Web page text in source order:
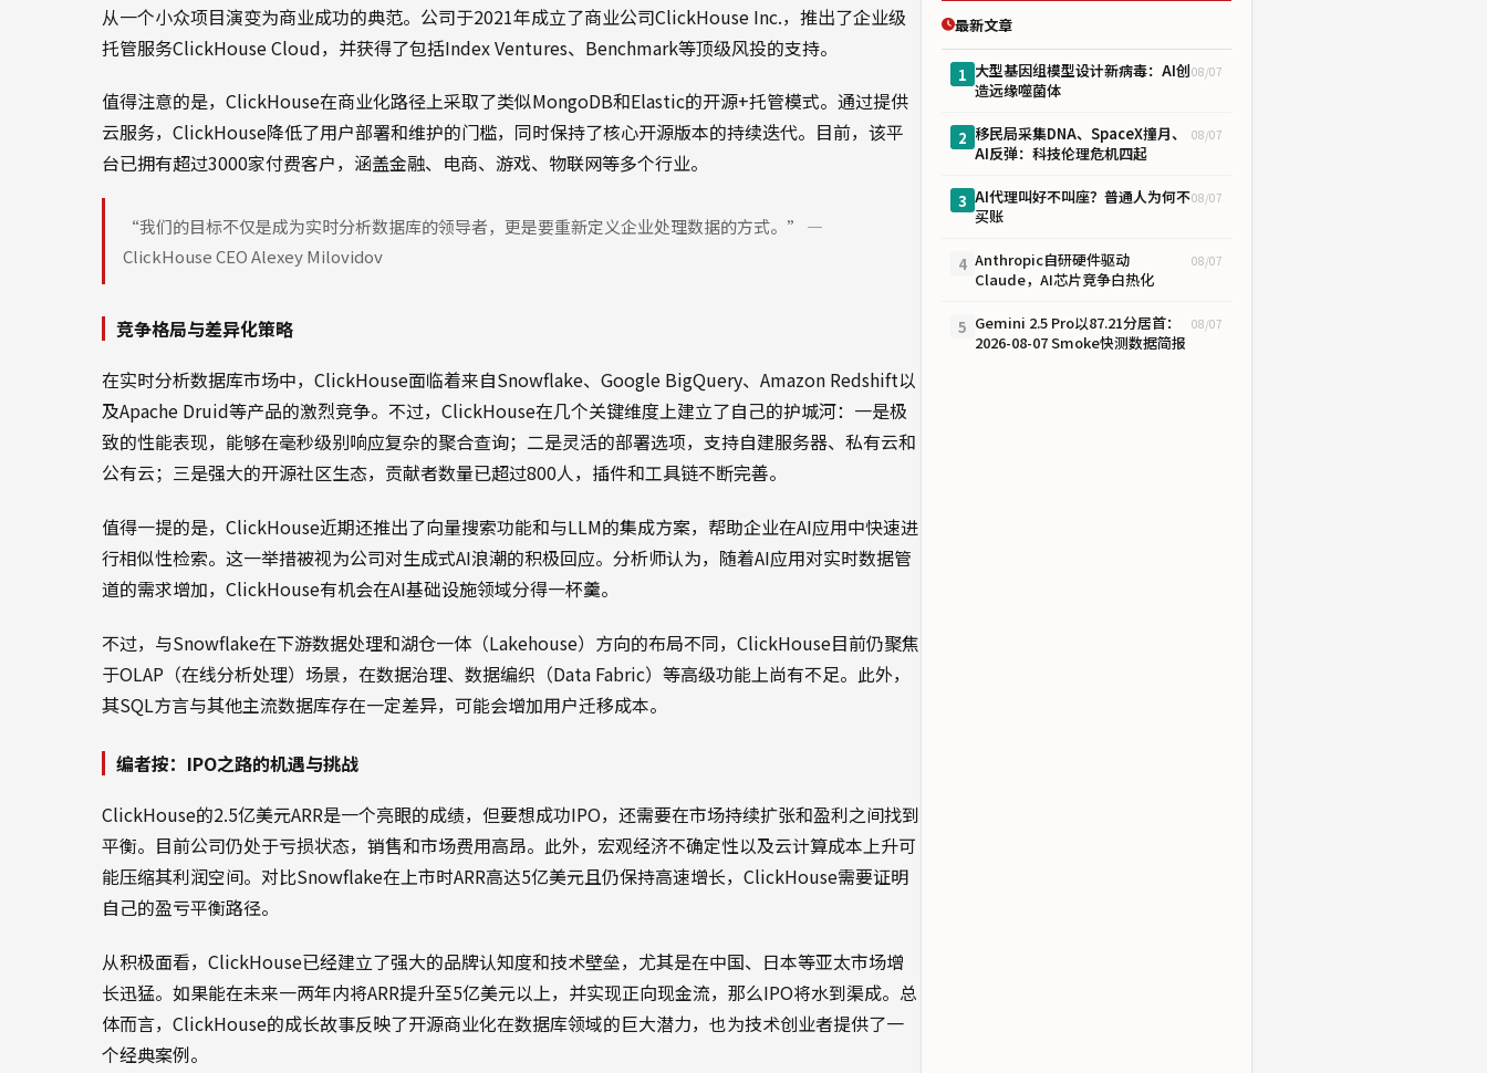
从一个小众项目演变为商业成功的典范。公司于2021年成立了商业公司ClickHouse Inc.，推出了企业级
托管服务ClickHouse Cloud，并获得了包括Index Ventures、Benchmark等顶级风投的支持。
值得注意的是，ClickHouse在商业化路径上采取了类似MongoDB和Elastic的开源+托管模式。通过提供
云服务，ClickHouse降低了用户部署和维护的门槛，同时保持了核心开源版本的持续迭代。目前，该平
台已拥有超过3000家付费客户，涵盖金融、电商、游戏、物联网等多个行业。
“我们的目标不仅是成为实时分析数据库的领导者，更是要重新定义企业处理数据的方式。” —
ClickHouse CEO Alexey Milovidov
竞争格局与差异化策略
在实时分析数据库市场中，ClickHouse面临着来自Snowflake、Google BigQuery、Amazon Redshift以
及Apache Druid等产品的激烈竞争。不过，ClickHouse在几个关键维度上建立了自己的护城河：一是极
致的性能表现，能够在毫秒级别响应复杂的聚合查询；二是灵活的部署选项，支持自建服务器、私有云和
公有云；三是强大的开源社区生态，贡献者数量已超过800人，插件和工具链不断完善。
值得一提的是，ClickHouse近期还推出了向量搜索功能和与LLM的集成方案，帮助企业在AI应用中快速进
行相似性检索。这一举措被视为公司对生成式AI浪潮的积极回应。分析师认为，随着AI应用对实时数据管
道的需求增加，ClickHouse有机会在AI基础设施领域分得一杯羹。
不过，与Snowflake在下游数据处理和湖仓一体（Lakehouse）方向的布局不同，ClickHouse目前仍聚焦
于OLAP（在线分析处理）场景，在数据治理、数据编织（Data Fabric）等高级功能上尚有不足。此外，
其SQL方言与其他主流数据库存在一定差异，可能会增加用户迁移成本。
编者按：IPO之路的机遇与挑战
ClickHouse的2.5亿美元ARR是一个亮眼的成绩，但要想成功IPO，还需要在市场持续扩张和盈利之间找到
平衡。目前公司仍处于亏损状态，销售和市场费用高昂。此外，宏观经济不确定性以及云计算成本上升可
能压缩其利润空间。对比Snowflake在上市时ARR高达5亿美元且仍保持高速增长，ClickHouse需要证明
自己的盈亏平衡路径。
从积极面看，ClickHouse已经建立了强大的品牌认知度和技术壁垒，尤其是在中国、日本等亚太市场增
长迅猛。如果能在未来一两年内将ARR提升至5亿美元以上，并实现正向现金流，那么IPO将水到渠成。总
体而言，ClickHouse的成长故事反映了开源商业化在数据库领域的巨大潜力，也为技术创业者提供了一
个经典案例。
最新文章
1 大型基因组模型设计新病毒：AI创
造远缘噬菌体
08/07
2 移民局采集DNA、SpaceX撞月、
AI反弹：科技伦理危机四起
08/07
3 AI代理叫好不叫座？普通人为何不
买账
08/07
4 Anthropic自研硬件驱动
Claude，AI芯片竞争白热化
08/07
5 Gemini 2.5 Pro以87.21分居首：
2026-08-07 Smoke快测数据简报
08/07